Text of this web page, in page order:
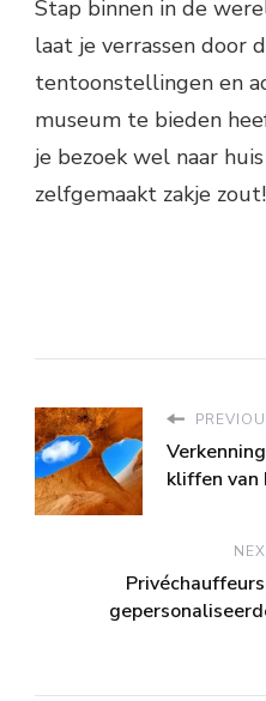
Stap binnen in de
laat je verrassen door
tentoonstellingen en
museum te bieden
je bezoek wel naar
zelfgemaakt zakje zout!
kliffen van